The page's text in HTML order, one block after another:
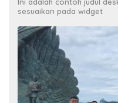
sesuaikan pada widget